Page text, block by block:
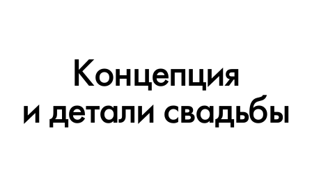
Концепция
и детали свадьбы